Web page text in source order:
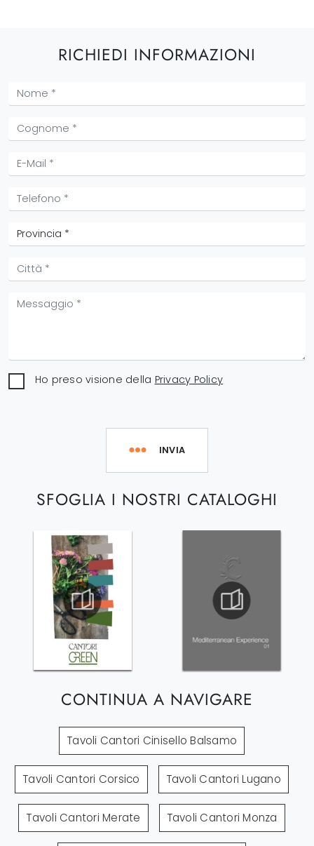
SFOGLIA I NOSTRI CATALOGHI
CONTINUA A NAVIGARE
Tavoli Cantori Cinisello Balsamo
Tavoli Cantori Corsico Tavoli Cantori Lugano
Tavoli Cantori Merate Tavoli Cantori Monza
RICHIEDI INFORMAZIONI
Ho preso visione della Privacy Policy
INVIA